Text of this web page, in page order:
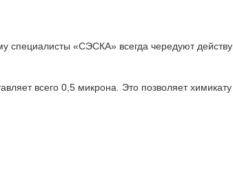
специалисты «СЭСКА» всегда чередуют
всего 0,5 микрона. Это позволяет химикату